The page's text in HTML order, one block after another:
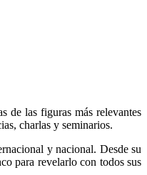
de las figuras más relevantes
charlas y seminarios.
y nacional. Desde su
para revelarlo con todos sus